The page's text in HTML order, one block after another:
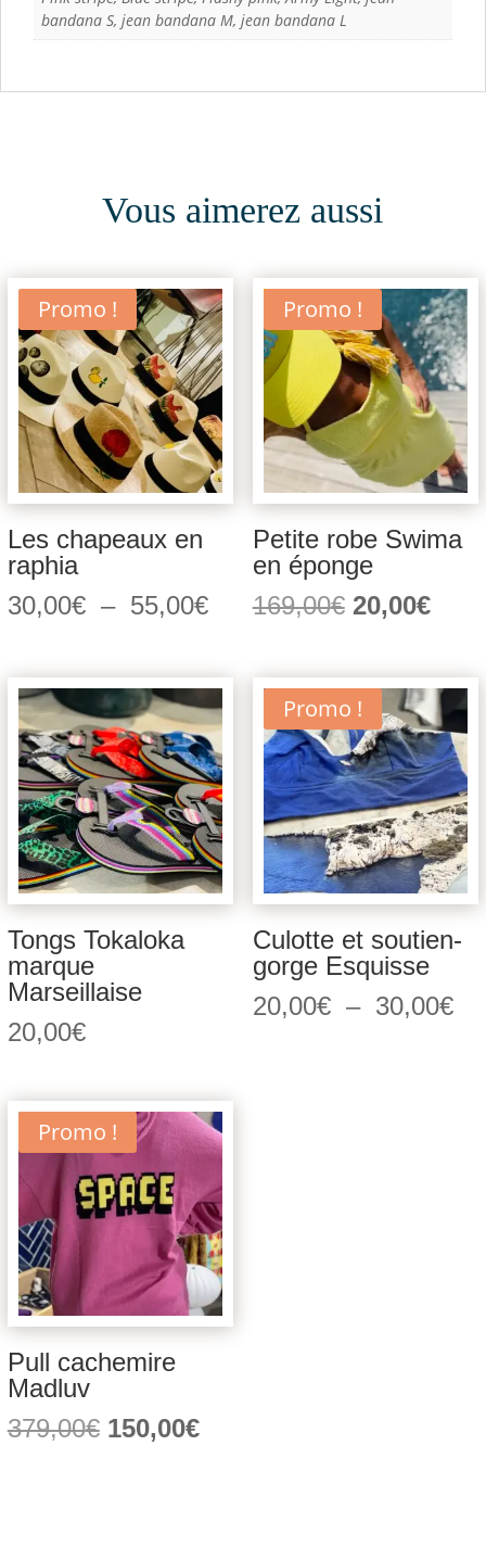
bandana S, jean bandana M, jean bandana L
Vous aimerez aussi
Promo !
Les chapeaux en
raphia
30,00€ – 55,00€Plage
30,00€
à
55,00€
Promo !
Petite robe Swima
en éponge
169,00€ Le
était :
169,00€.
20,00€Le
est :
Tongs Tokaloka
marque
Marseillaise
20,00€
Promo !
Culotte et soutien-
gorge Esquisse
20,00€ – 30,00€
Promo !
Pull cachemire
Madluv
379,00€ Le
150,00€Le